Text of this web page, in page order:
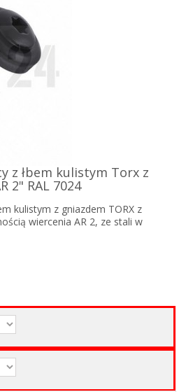
z łbem kulistym Torx z
2" RAL 7024
kulistym z gniazdem TORX z
wiercenia AR 2, ze stali w